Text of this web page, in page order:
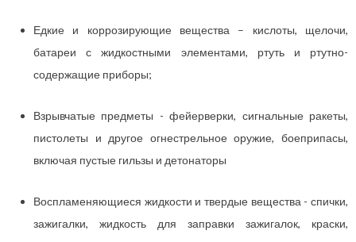
Едкие и коррозирующие вещества – кислоты, щелочи,
батареи с жидкостными элементами, ртуть и ртутно-
содержащие приборы;
Взрывчатые предметы - фейерверки, сигнальные ракеты,
пистолеты и другое огнестрельное оружие, боеприпасы,
включая пустые гильзы и детонаторы
Воспламеняющиеся жидкости и твердые вещества - спички,
зажигалки, жидкость для заправки зажигалок, краски,